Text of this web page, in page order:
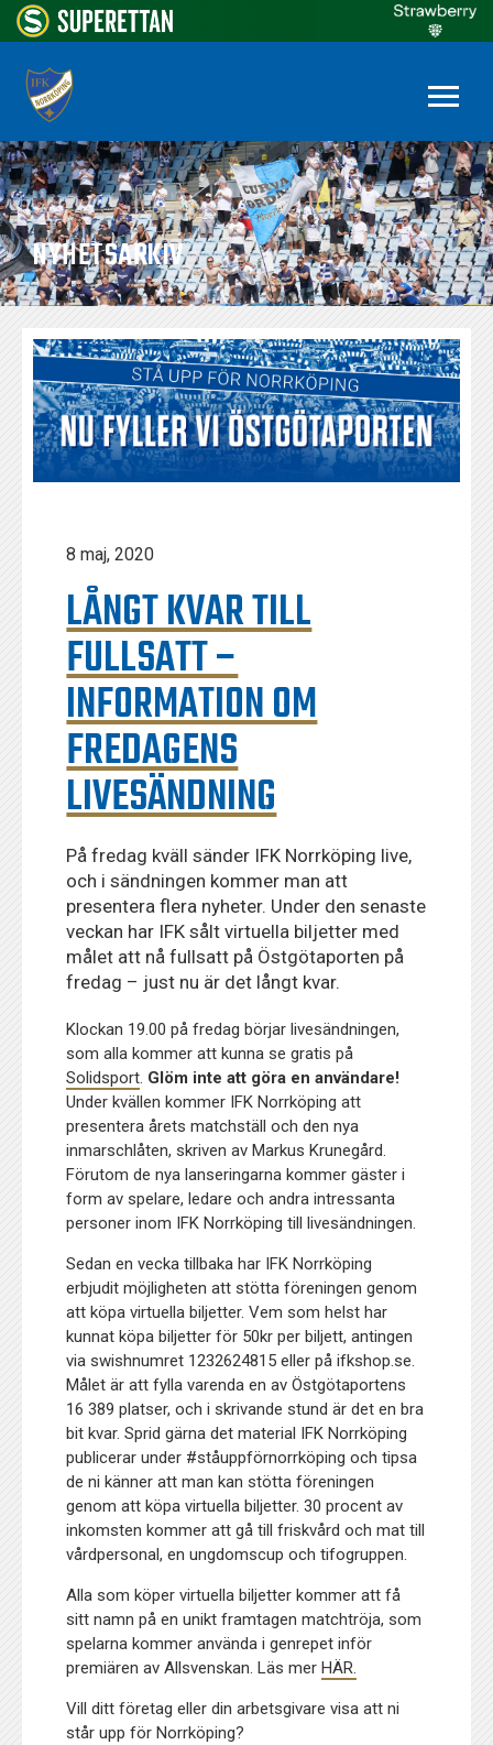
NYHETSARKIV
8 maj, 2020
LÅNGT KVAR TILL
FULLSATT –
INFORMATION OM
FREDAGENS
LIVESÄNDNING
På fredag kväll sänder IFK Norrköping live,
och i sändningen kommer man att
presentera flera nyheter. Under den senaste
veckan har IFK sålt virtuella biljetter med
målet att nå fullsatt på Östgötaporten på
fredag – just nu är det långt kvar.
Klockan 19.00 på fredag börjar livesändningen,
som alla kommer att kunna se gratis på
Solidsport. Glöm inte att göra en användare!
Under kvällen kommer IFK Norrköping att
presentera årets matchställ och den nya
inmarschlåten, skriven av Markus Krunegård.
Förutom de nya lanseringarna kommer gäster i
form av spelare, ledare och andra intressanta
personer inom IFK Norrköping till livesändningen.
Sedan en vecka tillbaka har IFK Norrköping
erbjudit möjligheten att stötta föreningen genom
att köpa virtuella biljetter. Vem som helst har
kunnat köpa biljetter för 50kr per biljett, antingen
via swishnumret 1232624815 eller på ifkshop.se.
Målet är att fylla varenda en av Östgötaportens
16 389 platser, och i skrivande stund är det en bra
bit kvar. Sprid gärna det material IFK Norrköping
publicerar under #ståuppförnorrköping och tipsa
de ni känner att man kan stötta föreningen
genom att köpa virtuella biljetter. 30 procent av
inkomsten kommer att gå till friskvård och mat till
vårdpersonal, en ungdomscup och tifogruppen.
Alla som köper virtuella biljetter kommer att få
sitt namn på en unikt framtagen matchtröja, som
spelarna kommer använda i genrepet inför
premiären av Allsvenskan. Läs merHÄR.
Vill ditt företag eller din arbetsgivare visa att ni
står upp för Norrköping?